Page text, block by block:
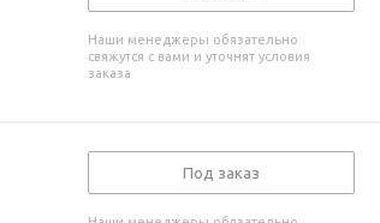
Наши менеджеры обязательно
свяжутся с вами и уточнят условия
заказа
Под заказ